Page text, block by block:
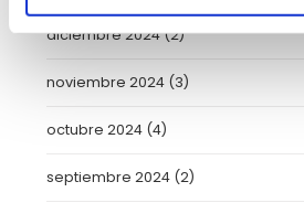
diciembre 2024(2)
noviembre 2024 (3)
octubre 2024 (4)
septiembre 2024 (2)